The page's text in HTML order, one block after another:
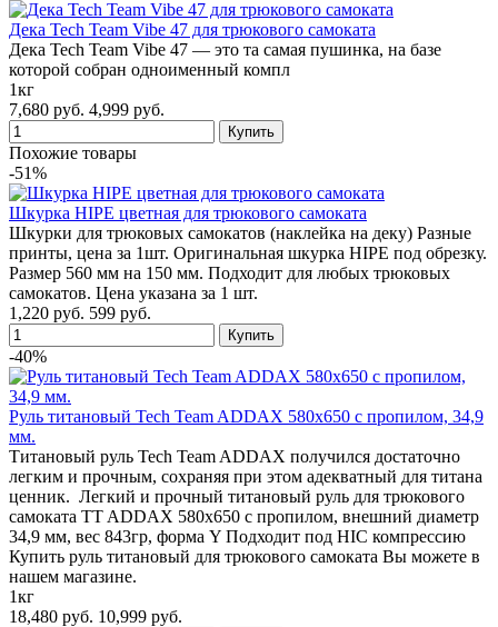
Дека Tech Team Vibe 47 для трюкового самоката
Дека Tech Team Vibe 47 — это та самая пушинка, на базе
которой собран одноименный компл
1кг
7,680 руб. 4,999 руб.
Похожие товары
-51%
Шкурка HIPE цветная для трюкового самоката
Шкурки для трюковых самокатов (наклейка на деку) Разные
принты, цена за 1шт. Оригинальная шкурка HIPE под обрезку.
Размер 560 мм на 150 мм. Подходит для любых трюковых
самокатов. Цена указана за 1 шт.
1,220 руб. 599 руб.
-40%
Руль титановый Tech Team ADDAX 580x650 с пропилом, 34,9
мм.
Титановый руль Tech Team ADDAX получился достаточно
легким и прочным, сохраняя при этом адекватный для титана
ценник. Легкий и прочный титановый руль для трюкового
самоката TT ADDAX 580x650 с пропилом, внешний диаметр
34,9 мм, вес 843гр, форма Y Подходит под HIC компрессию
Купить руль титановый для трюкового самоката Вы можете в
нашем магазине.
1кг
18,480 руб. 10,999 руб.